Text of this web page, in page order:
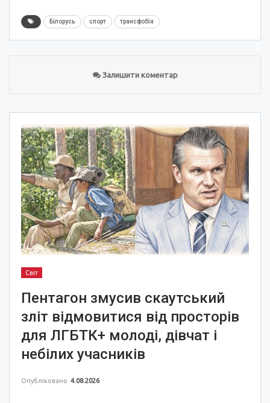
Білорусь спорт трансфобія
Залишити коментар
Світ
Пентагон змусив скаутський
зліт відмовитися від просторів
для ЛГБТК+ молоді, дівчат і
небілих учасників
Опубліковано 4.08.2026